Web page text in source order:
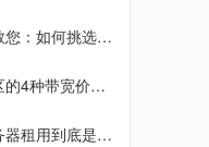
别
您：如何挑选海
的4种带宽价格
器租用到底是什